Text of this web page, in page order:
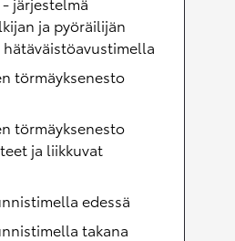
ja pyöräilijän
törmäyksenesto
törmäyksenesto
ja liikkuvat
edessä
takana